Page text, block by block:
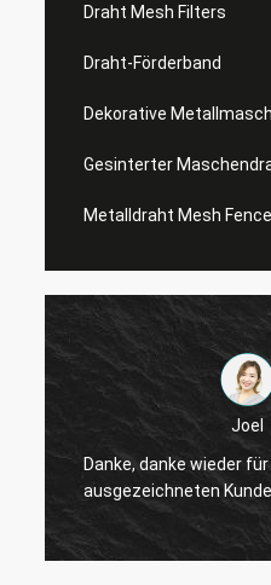
Draht Mesh Filters
Draht-Förderband
Dekorative
Gesinterter
Metalldraht Mesh Fence
Joel
Danke, danke wieder für
ausgezeichneten